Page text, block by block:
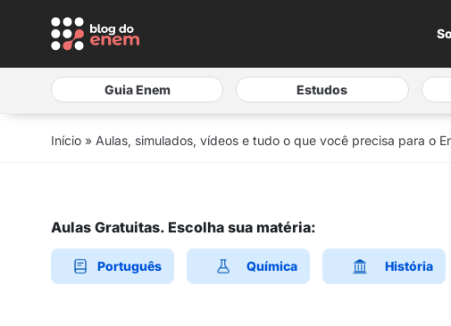
Guia Enem Estudos
Início » Aulas, simulados, vídeos e tudo o que você precisa para o
Aulas Gratuitas. Escolha sua matéria:
Português Química História